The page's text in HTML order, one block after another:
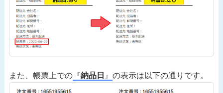
また、帳票上での『納品日 』 の表示は以下の通りです。